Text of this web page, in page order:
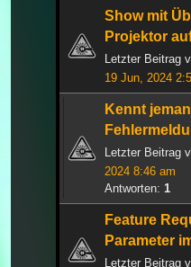
Show mit
Projektor
Letzter Beitrag
19 Jun, 2024
Kennt
Letzter Beitrag
2024 8:46 am
Antworten: 1
Feature
Parameter
Letzter Beitrag